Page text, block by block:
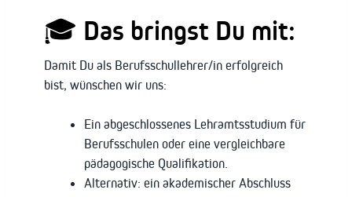
🎓 Das bringst Du mit:
Damit Du als Berufsschullehrer/in erfolgreich
bist, wünschen wir uns:
Ein abgeschlossenes Lehramtsstudium für
Berufsschulen oder eine vergleichbare
pädagogische Qualifikation.
Alternativ: ein akademischer Abschluss